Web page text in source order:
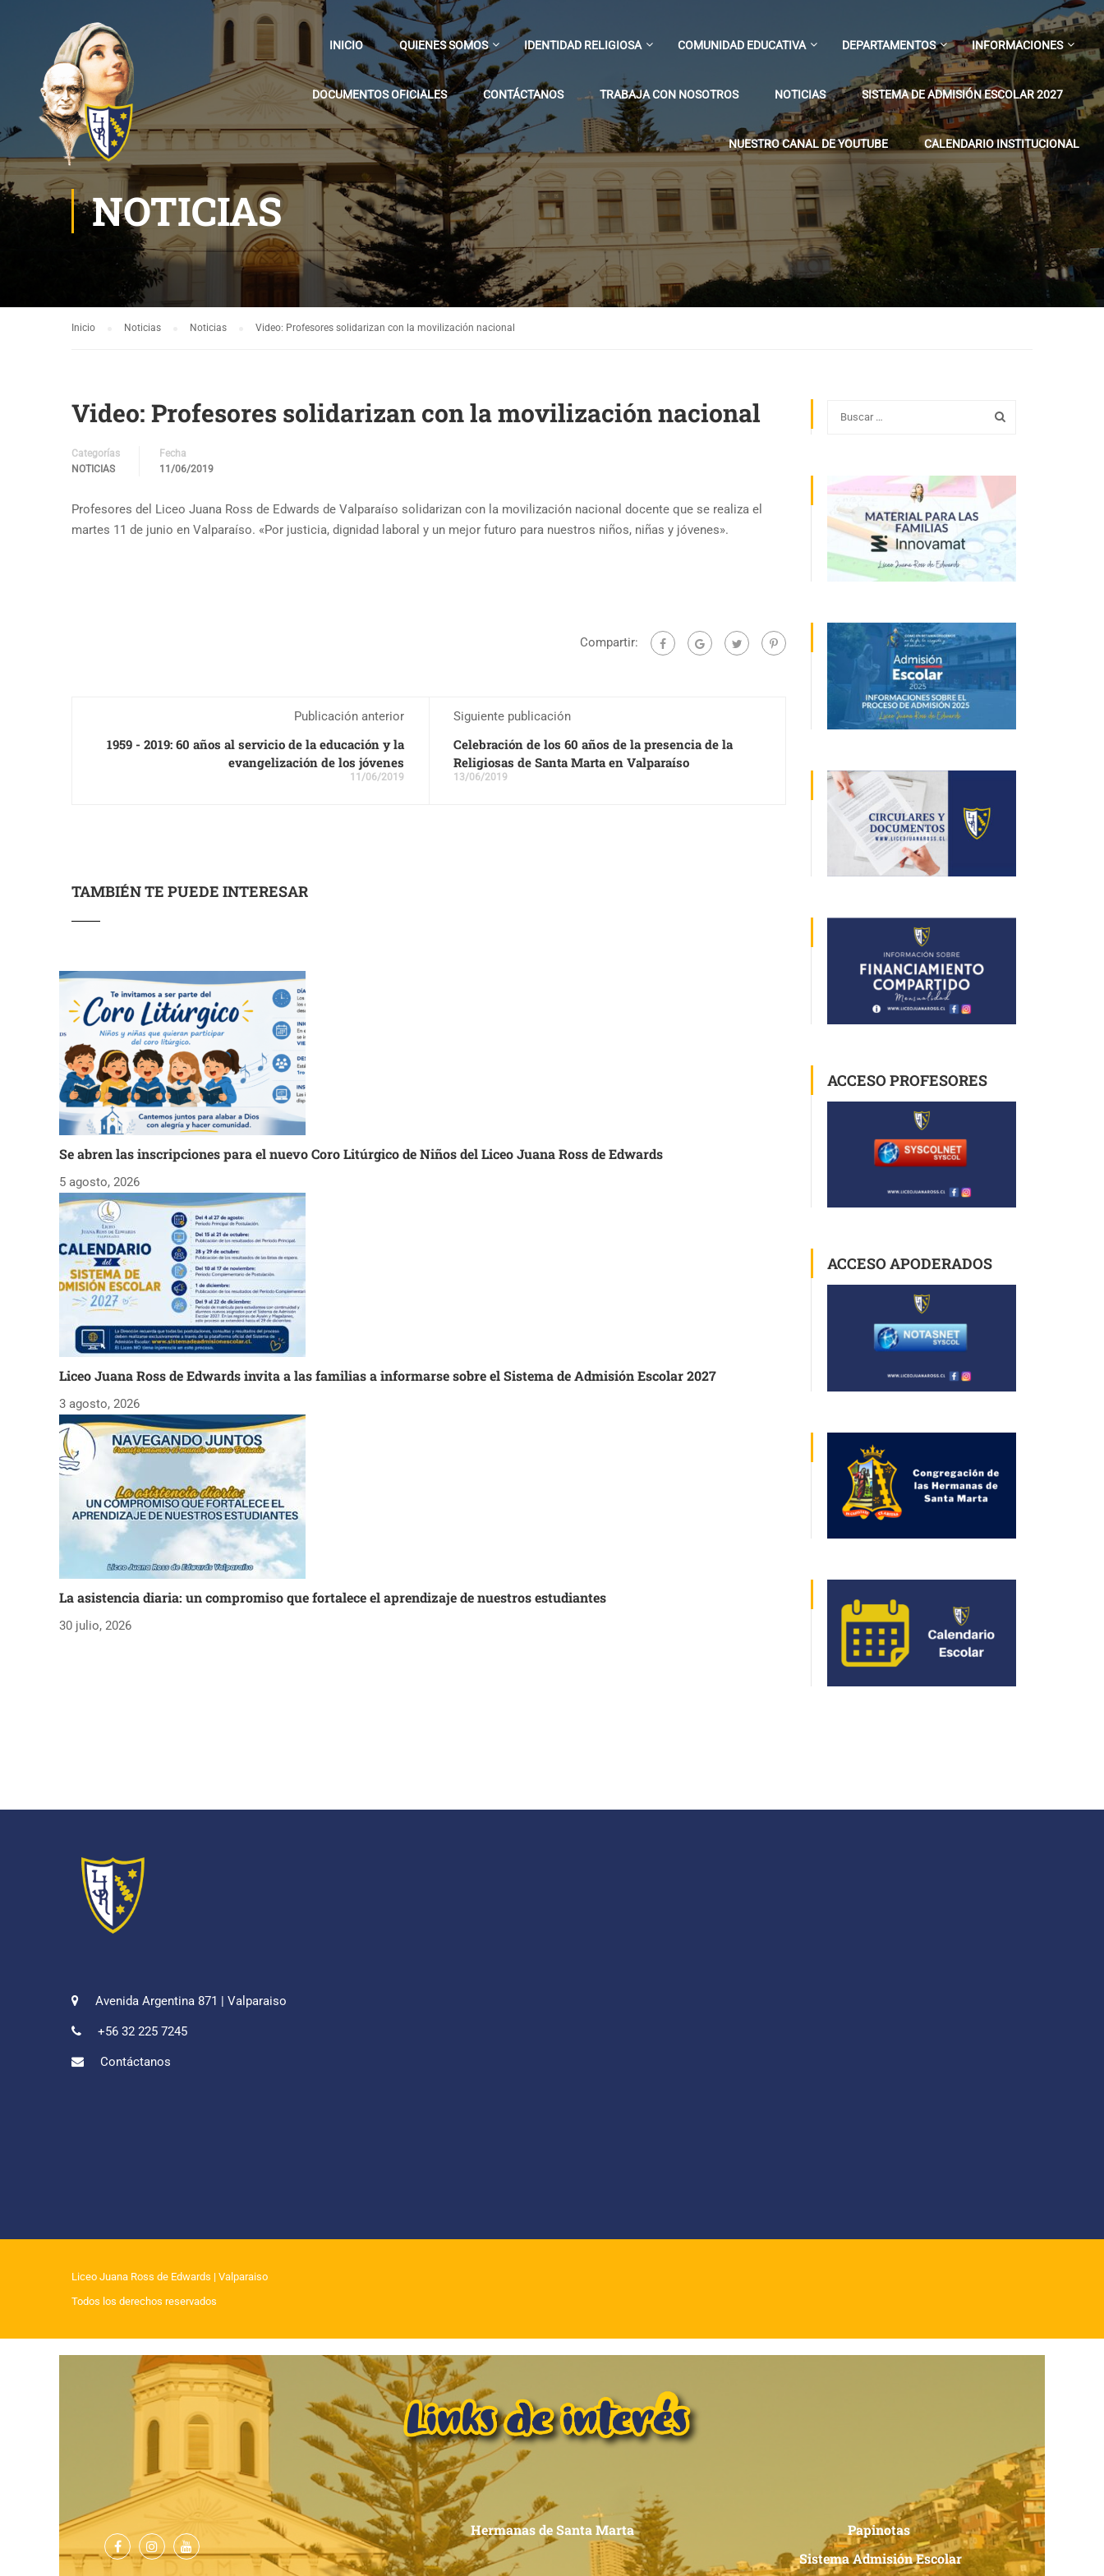
INICIO QUIENES SOMOS IDENTIDAD RELIGIOSA COMUNIDAD EDUCATIVA DEPARTAMENTOS INFORMACIONES
DOCUMENTOS OFICIALES CONTÁCTANOS TRABAJA CON NOSOTROS NOTICIAS SISTEMA DE ADMISIÓN ESCOLAR 2027
NUESTRO CANAL DE YOUTUBE CALENDARIO INSTITUCIONAL
NOTICIAS
Inicio Noticias Noticias Video: Profesores solidarizan con la movilización nacional
Video: Profesores solidarizan con la movilización nacional
Categorías
NOTICIAS
Fecha
11/06/2019
Profesores del Liceo Juana Ross de Edwards de Valparaíso solidarizan con la movilización nacional docente que se realiza el
martes 11 de junio en Valparaíso. «Por justicia, dignidad laboral y un mejor futuro para nuestros niños, niñas y jóvenes».
Compartir:
Publicación anterior
1959 - 2019: 60 años al servicio de la educación y la
evangelización de los jóvenes
11/06/2019
Siguiente publicación
Celebración de los 60 años de la presencia de la
Religiosas de Santa Marta en Valparaíso
13/06/2019
TAMBIÉN TE PUEDE INTERESAR
Se abren las inscripciones para el nuevo Coro Litúrgico de Niños del Liceo Juana Ross de Edwards
5 agosto, 2026
Liceo Juana Ross de Edwards invita a las familias a informarse sobre el Sistema de Admisión Escolar 2027
3 agosto, 2026
La asistencia diaria: un compromiso que fortalece el aprendizaje de nuestros estudiantes
30 julio, 2026
ACCESO PROFESORES
ACCESO APODERADOS
Avenida Argentina 871 | Valparaiso
+56 32 225 7245
Contáctanos
Liceo Juana Ross de Edwards | Valparaiso
Todos los derechos reservados
Hermanas de Santa Marta
Papinotas
Sistema Admisión Escolar